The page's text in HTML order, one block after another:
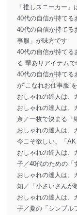
「推しスニーカー」
40代の自信が持てる
40代の自信が持てる
事服」が味方です
40代の自信が持てる
る 華ありアイテム
40代の自信が持てる
が“こなれお仕事服”
おしゃれの達人は、
おしゃれの達人は、
奈／一枚で決まる「
おしゃれの達人は、
今こそ欲しい、「
おしゃれの達人は、
子／40代のための「
おしゃれの達人は、
知／「小さいさんが
おしゃれの達人は、
子／夏の「シンプル